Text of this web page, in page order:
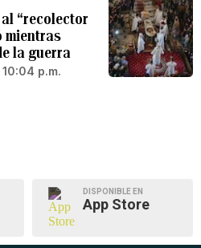
“recolector
mientras
la guerra
p.m.
DISPONIBLE EN
App Store